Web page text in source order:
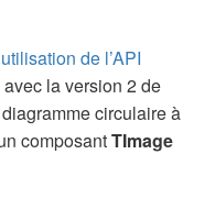
de l’API
la version 2 de
circulaire à
composantTImage